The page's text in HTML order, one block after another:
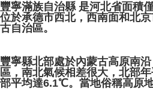
豐寧滿族自治縣 是河北省面積
位於承德市西北，西南面和北
古自治區。
豐寧縣北部處於內蒙古高原南
區，南北氣候相差很大，北部
部平均達6.1℃。當地俗稱高原